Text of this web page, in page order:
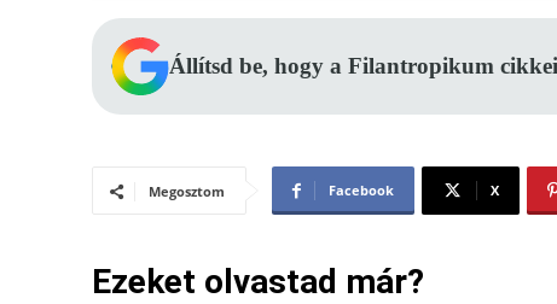
Állítsd be, hogy a Filantropikum
Megosztom Facebook X
Ezeket olvastad már?